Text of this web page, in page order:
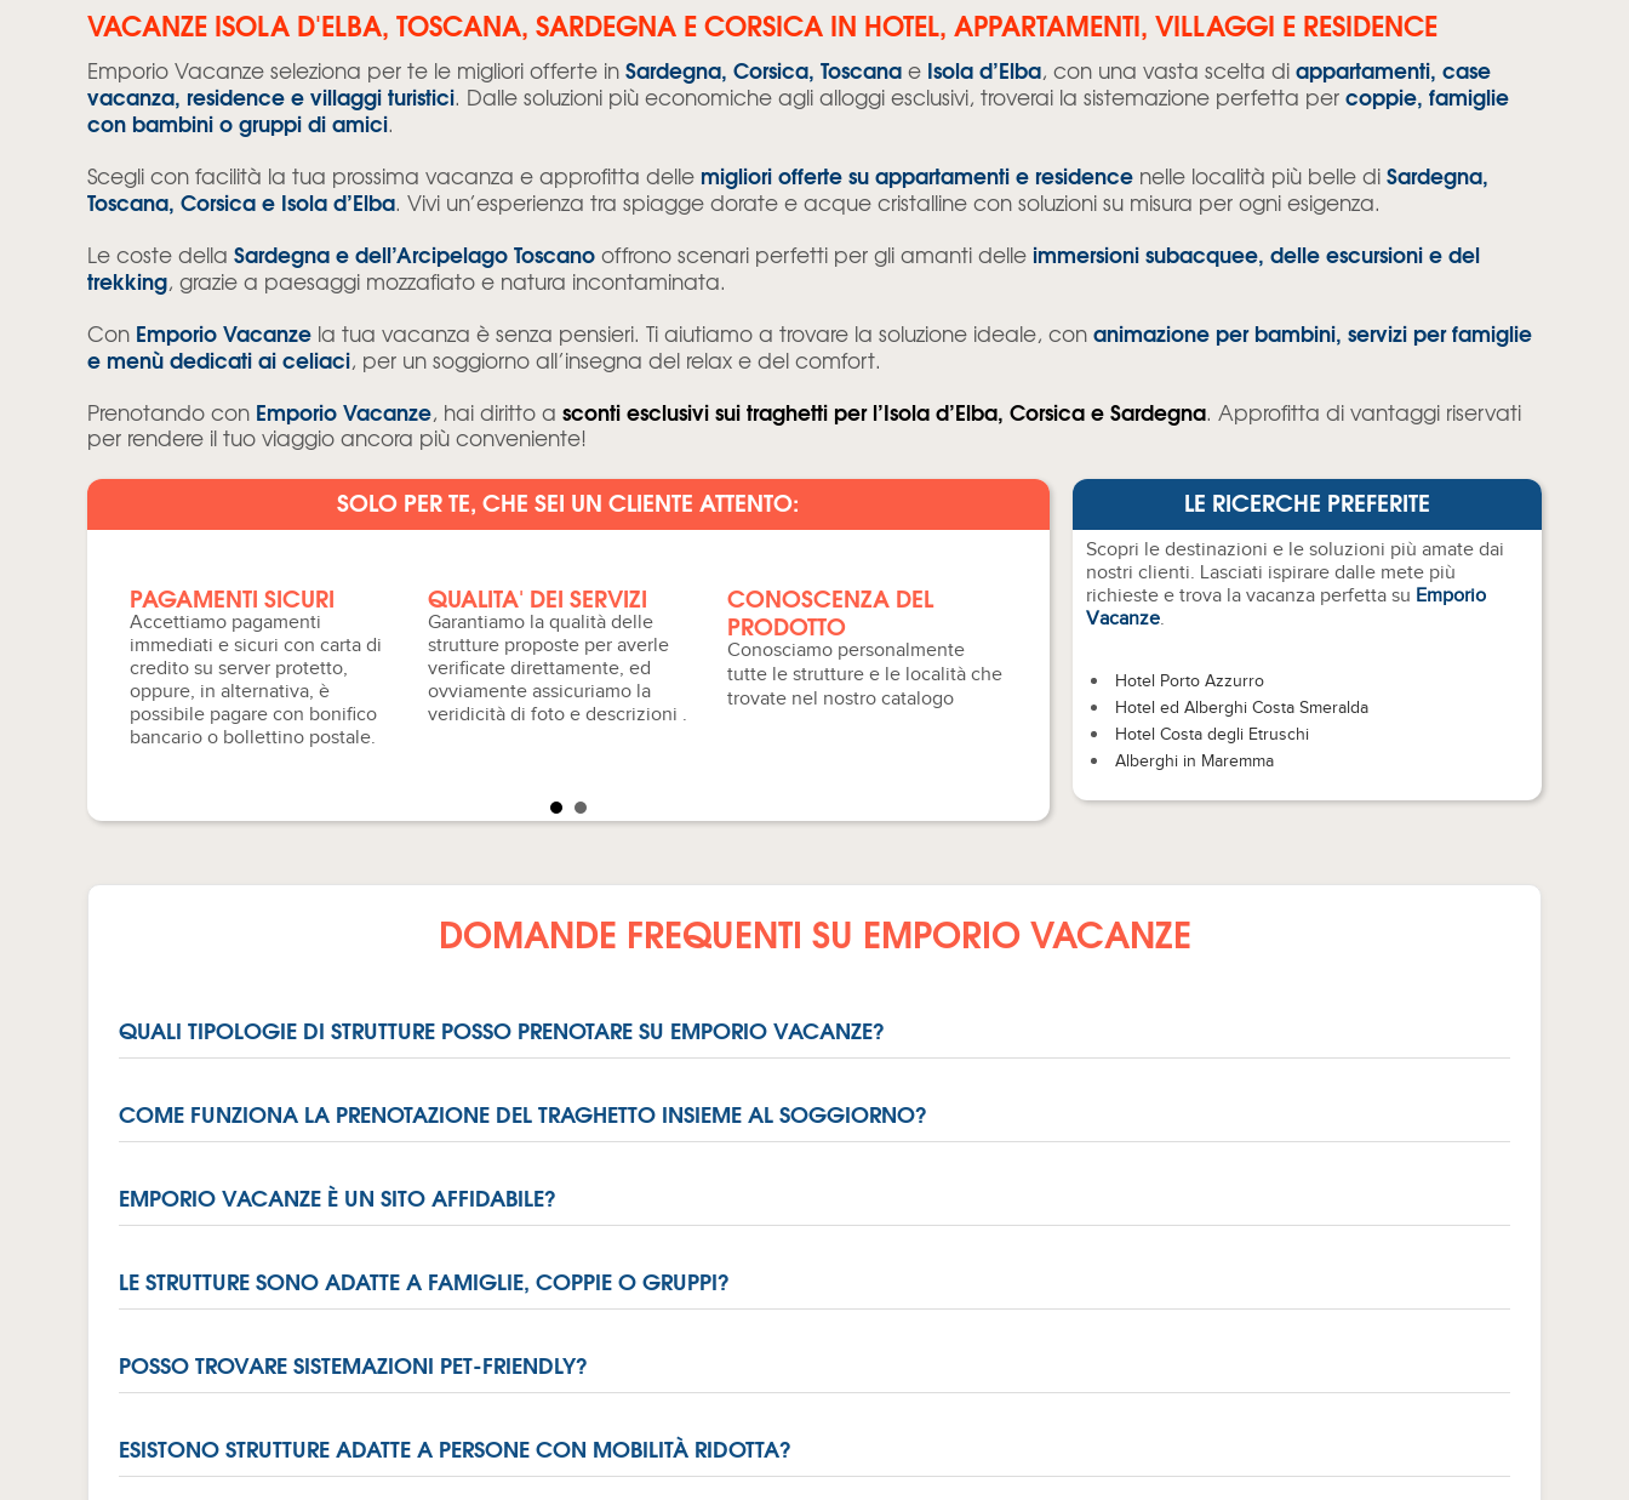
VACANZE ISOLA D'ELBA, TOSCANA, SARDEGNA E CORSICA IN HOTEL, APPARTAMENTI, VILLAGGI E RESIDENCE
Emporio Vacanze seleziona per te le migliori offerte in Sardegna, Corsica, Toscana e Isola d’Elba, con una vasta scelta di appartamenti, case
vacanza, residence e villaggi turistici. Dalle soluzioni più economiche agli alloggi esclusivi, troverai la sistemazione perfetta per coppie, famiglie
con bambini o gruppi di amici.
Scegli con facilità la tua prossima vacanza e approfitta delle migliori offerte su appartamenti e residence nelle località più belle di Sardegna,
Toscana, Corsica e Isola d’Elba. Vivi un’esperienza tra spiagge dorate e acque cristalline con soluzioni su misura per ogni esigenza.
Le coste della Sardegna e dell’Arcipelago Toscano offrono scenari perfetti per gli amanti delle immersioni subacquee, delle escursioni e del
trekking, grazie a paesaggi mozzafiato e natura incontaminata.
Con Emporio Vacanze la tua vacanza è senza pensieri. Ti aiutiamo a trovare la soluzione ideale, con animazione per bambini, servizi per famiglie
e menù dedicati ai celiaci, per un soggiorno all’insegna del relax e del comfort.
Prenotando con Emporio Vacanze, hai diritto a sconti esclusivi sui traghetti per l’Isola d’Elba, Corsica e Sardegna. Approfitta di vantaggi riservati
per rendere il tuo viaggio ancora più conveniente!
SOLO PER TE, CHE SEI UN CLIENTE ATTENTO:
PAGAMENTI SICURI
Accettiamo pagamenti
immediati e sicuri con carta di
credito su server protetto,
oppure, in alternativa, è
possibile pagare con bonifico
bancario o bollettino postale.
QUALITA' DEI SERVIZI
Garantiamo la qualità delle
strutture proposte per averle
verificate direttamente, ed
ovviamente assicuriamo la
veridicità di foto e descrizioni .
CONOSCENZA DEL
PRODOTTO
Conosciamo personalmente
tutte le strutture e le località che
trovate nel nostro catalogo
ASSICURAZIONI E NORME
Tuteliamo tutte le prenotazione
di legge.
PREZZI BLOCCATI
le strutture in catalogo.
LE RICERCHE PREFERITE
Scopri le destinazioni e le soluzioni più amate dai
nostri clienti. Lasciati ispirare dalle mete più
richieste e trova la vacanza perfetta su Emporio
Vacanze.
Hotel Porto Azzurro
Hotel ed Alberghi Costa Smeralda
Hotel Costa degli Etruschi
Alberghi in Maremma
DOMANDE FREQUENTI SU EMPORIO VACANZE
QUALI TIPOLOGIE DI STRUTTURE POSSO PRENOTARE SU EMPORIO VACANZE?
COME FUNZIONA LA PRENOTAZIONE DEL TRAGHETTO INSIEME AL SOGGIORNO?
EMPORIO VACANZE È UN SITO AFFIDABILE?
LE STRUTTURE SONO ADATTE A FAMIGLIE, COPPIE O GRUPPI?
POSSO TROVARE SISTEMAZIONI PET-FRIENDLY?
ESISTONO STRUTTURE ADATTE A PERSONE CON MOBILITÀ RIDOTTA?